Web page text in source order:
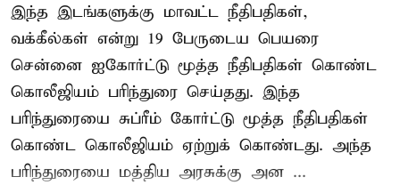
இந்த இடங்களுக்கு மாவட்ட நீதிபதிகள்,
வக்கீல்கள் என்று 19 பேருடைய பெயரை
சென்னை ஐகோர்ட்டு மூத்த நீதிபதிகள் கொண்ட
கொலீஜியம் பரிந்துரை செய்தது. இந்த
பரிந்துரையை சுப்ரீம் கோர்ட்டு மூத்த நீதிபதிகள்
கொண்ட கொலீஜியம் ஏற்றுக் கொண்டது. அந்த
பரிந்துரையை மத்திய அரசுக்கு அன ...